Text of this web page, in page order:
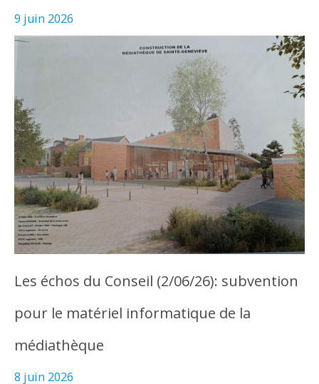
9 juin 2026
Les échos du Conseil (2/06/26): subvention
pour le matériel informatique de la
médiathèque
8 juin 2026